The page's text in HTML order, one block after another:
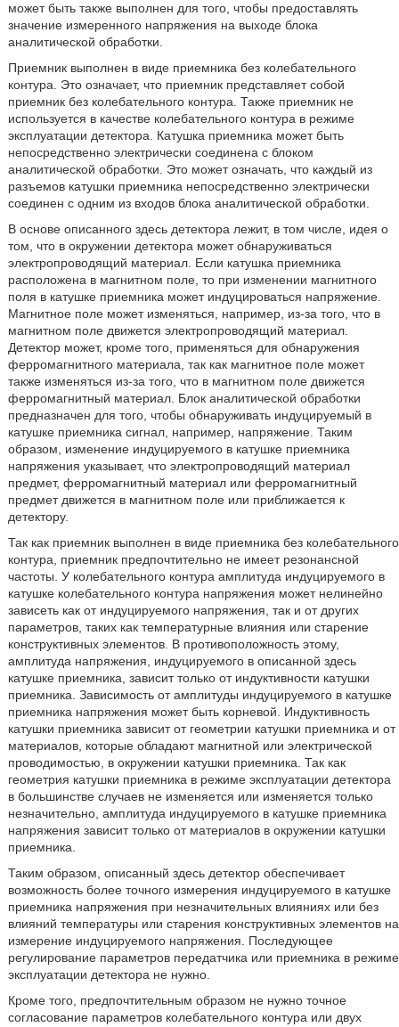
может быть также выполнен для того, чтобы предоставлять
значение измеренного напряжения на выходе блока
аналитической обработки.
Приемник выполнен в виде приемника без колебательного
контура. Это означает, что приемник представляет собой
приемник без колебательного контура. Также приемник не
используется в качестве колебательного контура в режиме
эксплуатации детектора. Катушка приемника может быть
непосредственно электрически соединена с блоком
аналитической обработки. Это может означать, что каждый из
разъемов катушки приемника непосредственно электрически
соединен с одним из входов блока аналитической обработки.
В основе описанного здесь детектора лежит, в том числе, идея о
том, что в окружении детектора может обнаруживаться
электропроводящий материал. Если катушка приемника
расположена в магнитном поле, то при изменении магнитного
поля в катушке приемника может индуцироваться напряжение.
Магнитное поле может изменяться, например, из-за того, что в
магнитном поле движется электропроводящий материал.
Детектор может, кроме того, применяться для обнаружения
ферромагнитного материала, так как магнитное поле может
также изменяться из-за того, что в магнитном поле движется
ферромагнитный материал. Блок аналитической обработки
предназначен для того, чтобы обнаруживать индуцируемый в
катушке приемника сигнал, например, напряжение. Таким
образом, изменение индуцируемого в катушке приемника
напряжения указывает, что электропроводящий материал
предмет, ферромагнитный материал или ферромагнитный
предмет движется в магнитном поле или приближается к
детектору.
Так как приемник выполнен в виде приемника без колебательного
контура, приемник предпочтительно не имеет резонансной
частоты. У колебательного контура амплитуда индуцируемого в
катушке колебательного контура напряжения может нелинейно
зависеть как от индуцируемого напряжения, так и от других
параметров, таких как температурные влияния или старение
конструктивных элементов. В противоположность этому,
амплитуда напряжения, индуцируемого в описанной здесь
катушке приемника, зависит только от индуктивности катушки
приемника. Зависимость от амплитуды индуцируемого в катушке
приемника напряжения может быть корневой. Индуктивность
катушки приемника зависит от геометрии катушки приемника и от
материалов, которые обладают магнитной или электрической
проводимостью, в окружении катушки приемника. Так как
геометрия катушки приемника в режиме эксплуатации детектора
в большинстве случаев не изменяется или изменяется только
незначительно, амплитуда индуцируемого в катушке приемника
напряжения зависит только от материалов в окружении катушки
приемника.
Таким образом, описанный здесь детектор обеспечивает
возможность более точного измерения индуцируемого в катушке
приемника напряжения при незначительных влияниях или без
влияний температуры или старения конструктивных элементов на
измерение индуцируемого напряжения. Последующее
регулирование параметров передатчика или приемника в режиме
эксплуатации детектора не нужно.
Кроме того, предпочтительным образом не нужно точное
согласование параметров колебательного контура или двух